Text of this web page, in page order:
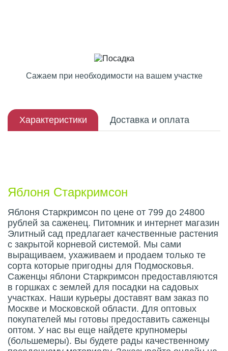
Сажаем при необходимости на вашем участке
Характеристики Доставка и оплата
Яблоня Старкримсон
Яблоня Старкримсон по цене от 799 до 24800
рублей за саженец. Питомник и интернет магазин
Элитный сад предлагает качественные растения
с закрытой корневой системой. Мы сами
выращиваем, ухаживаем и продаем только те
сорта которые пригодны для Подмосковья.
Саженцы яблони Старкримсон предоставляются
в горшках с землей для посадки на садовых
участках. Наши курьеры доставят вам заказ по
Москве и Московской области. Для оптовых
покупателей мы готовы предоставить саженцы
оптом. У нас вы еще найдете крупномеры
(большемеры). Вы будете рады качественному